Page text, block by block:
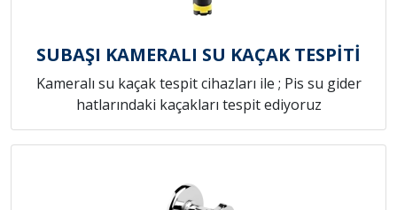
SUBAŞI KAMERALI SU KAÇAK TESPİTİ
Kameralı su kaçak tespit cihazları ile ; Pis su gider
hatlarındaki kaçakları tespit ediyoruz